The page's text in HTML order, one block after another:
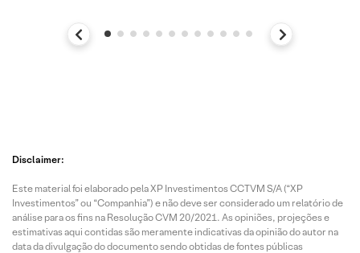
Disclaimer:
Este material foi elaborado pela XP Investimentos CCTVM S/A (“XP
Investimentos” ou “Companhia”) e não deve ser considerado um relatório de
análise para os fins na Resolução CVM 20/2021. As opiniões, projeções e
estimativas aqui contidas são meramente indicativas da opinião do autor na
data da divulgação do documento sendo obtidas de fontes públicas